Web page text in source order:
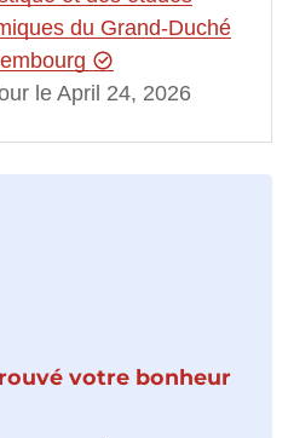
du Grand-Duché
le April 24, 2026
votre bonheur